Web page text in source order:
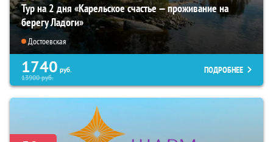
Тур на 2 дня «Карельское счастье — проживание на
берегу Ладоги»
Достоевская
1740 руб.
13900руб.
ПОДРОБНЕЕ